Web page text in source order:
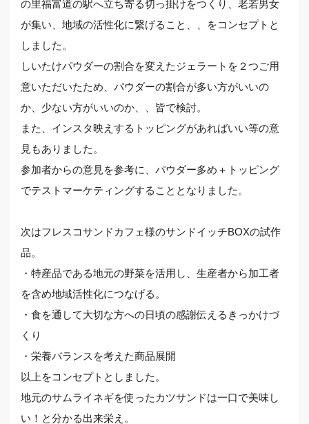
の里福富道の駅へ立ち寄る切っ掛けをつくり、老若男女
が集い、地域の活性化に繋げること、、をコンセプトと
しました。
しいたけパウダーの割合を変えたジェラートを２つご用
意いただいたため、パウダーの割合が多い方がいいの
か、少ない方がいいのか、、皆で検討。
また、インスタ映えするトッピングがあればいい等の意
見もありました。
参加者からの意見を参考に、パウダー多め＋トッピング
でテストマーケティングすることとなりました。
次はフレスコサンドカフェ様のサンドイッチBOXの試作
品。
・特産品である地元の野菜を活用し、生産者から加工者
を含め地域活性化につなげる。
・食を通して大切な方への日頃の感謝伝えるきっかけづ
くり
・栄養バランスを考えた商品展開
以上をコンセプトとしました。
地元のサムライネギを使ったカツサンドは一口で美味し
い！と分かる出来栄え。